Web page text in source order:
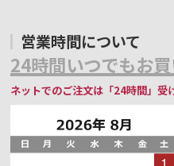
営業時間について
24時間いつでもお
ネットでのご注文は「24時間」受